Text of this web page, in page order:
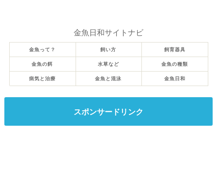
金魚日和サイトナビ
金魚って？ 飼い方 飼育器具
金魚の餌 水草など 金魚の種類
病気と治療 金魚と混泳 金魚日和
スポンサードリンク